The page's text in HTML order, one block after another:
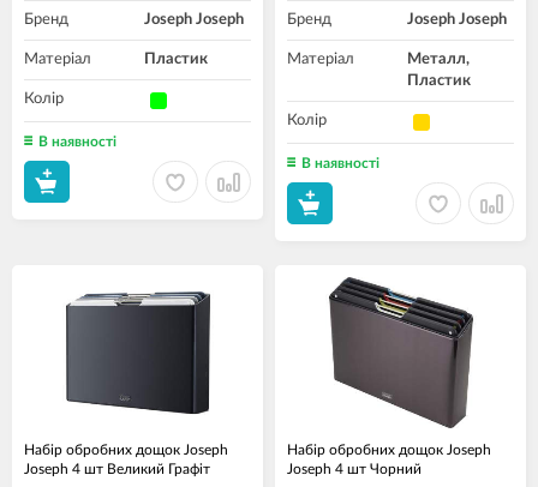
Бренд Joseph Joseph
Матеріал Пластик
Колір
В наявності
Бренд Joseph Joseph
Матеріал
Металл,
Пластик
Колір
В наявності
Набір обробних дощок Joseph
Joseph 4 шт Великий Графіт
Набір обробних дощок Joseph
Joseph 4 шт Чорний